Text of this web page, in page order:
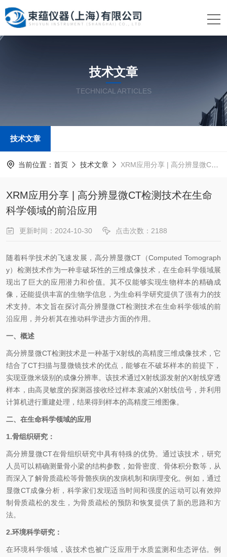
技术文章
TECHNICAL ARTICLES
技术文章
当前位置： 首页 技术文章 XRM应用分享 | 高分辨显微CT检测技术在生命科学领域的前沿应用
XRM应用分享 | 高分辨显微CT检测技术在生命
科学领域的前沿应用
更新时间：2024-10-30 点击次数：2188
随着科学技术的飞速发展，高分辨显微CT（Computed Tomograph
y）检测技术作为一种非破坏性的三维成像技术，在生命科学领域展
现出了巨大的应用潜力和价值。其不仅能够实现生物样本的精确成
像，还能提供丰富的生物学信息，为生命科学研究提供了强有力的技
术支持。本文旨在探讨高分辨显微CT检测技术在生命科学领域的前
沿应用，并分析其在推动科学进步方面的作用。
一、概述
高分辨显微CT检测技术是一种基于X射线的高精度三维成像技术，它
结合了CT扫描与显微镜技术的优点，能够在不破坏样本的前提下，
实现亚微米级别的成像分辨率。该技术通过X射线源发射的X射线穿透
样本，由高灵敏度的探测器接收经过样本衰减的X射线信号，并利用
计算机进行重建处理，结果得到样本的高精度三维图像。
二、在生命科学领域的应用
1.骨组织研究：
高分辨显微CT在骨组织研究中具有特殊的优势。通过该技术，研究
人员可以精确测量骨小梁的结构参数，如骨密度、骨体积分数等，从
而深入了解骨质疏松等骨骼疾病的发病机制和病理变化。例如，通过
显微CT成像分析，科学家们发现适当时间和强度的运动可以有效抑
制骨质疏松的发生，为骨质疏松的预防和恢复提供了新的思路和方
法。
2.环境科学研究：
在环境科学领域，该技术也被广泛应用于水质监测和生态评估。例